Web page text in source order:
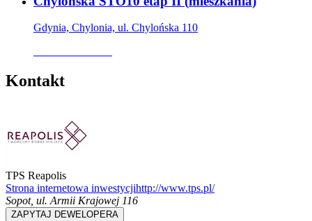
Gdynia, Chylonia, ul. Chylońska 110
Kontakt
TPS Reapolis
Strona internetowa inwestycjihttp://www.tps.pl/
Sopot, ul. Armii Krajowej 116
ZAPYTAJ DEWELOPERA